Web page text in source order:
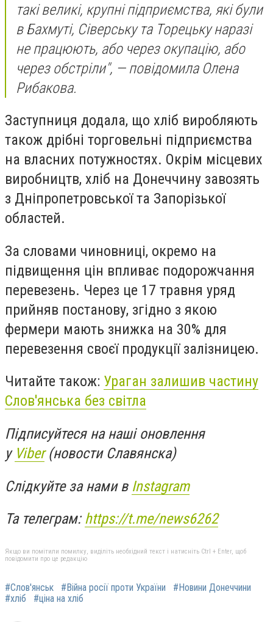
такі великі, крупні підприємства, які були
в Бахмуті, Сіверську та Торецьку наразі
не працюють, або через окупацію, або
через обстріли", — повідомила Олена
Рибакова.
Заступниця додала, що хліб виробляють
також дрібні торговельні підприємства
на власних потужностях. Окрім місцевих
виробництв, хліб на Донеччину завозять
з Дніпропетровської та Запорізької
областей.
За словами чиновниці, окремо на
підвищення цін впливає подорожчання
перевезень. Через це 17 травня уряд
прийняв постанову, згідно з якою
фермери мають знижка на 30% для
перевезення своєї продукції залізницею.
Читайте також: Ураган залишив частину
Слов'янська без світла
Підписуйтеся на наші оновлення
у Viber(новости Славянска)
Слідкуйте за нами в Instagram
Та телеграм:https://t.me/news6262
Якщо ви помітили помилку, виділіть необхідний текст і натисніть Ctrl + Enter, щоб
повідомити про це редакцію
#Слов'янськ #Війна росії проти України
#Новини Донеччини
#хліб
#ціна на хліб